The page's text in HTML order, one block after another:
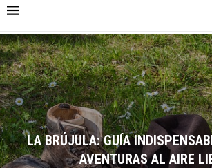
GUÍA DE BUSHCRAFT
LA BRÚJULA: GUÍA
AVENTURAS AL AIRE